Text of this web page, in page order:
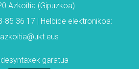
Azkoitia (Gipuzkoa)
85 36 17 | Helbide elektronikoa:
azkoitia@ukt.eus
garatua